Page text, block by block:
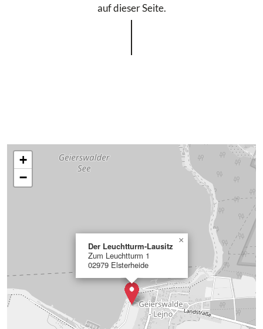
auf dieser Seite.
Der Leuchtturm-Lausitz
Zum Leuchtturm 1
02979 Elsterheide
×
+
−